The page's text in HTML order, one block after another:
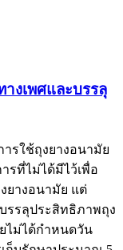
งเพศและบรรลุ
ารใช้ถุงยางอนามัย
รที่ไม่ได้มีไว้เพื่อ
ยางอนามัย แต่
รรลุประสิทธิภาพถุง
ไม่ได้กำหนดวัน